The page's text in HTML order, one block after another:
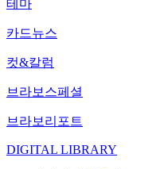
테마
카드뉴스
컷&칼럼
브라보스페셜
브라보리포트
DIGITAL LIBRARY